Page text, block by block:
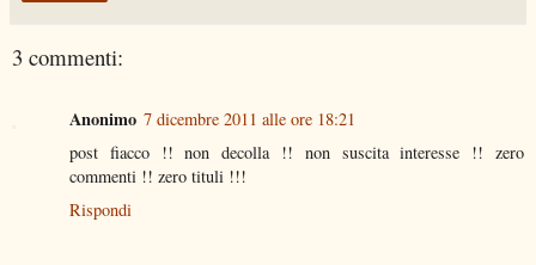
3 commenti:
Anonimo 7 dicembre 2011 alle ore 18:21
post fiacco !! non decolla !! non suscita interesse !! zero
commenti !! zero tituli !!!
Rispondi